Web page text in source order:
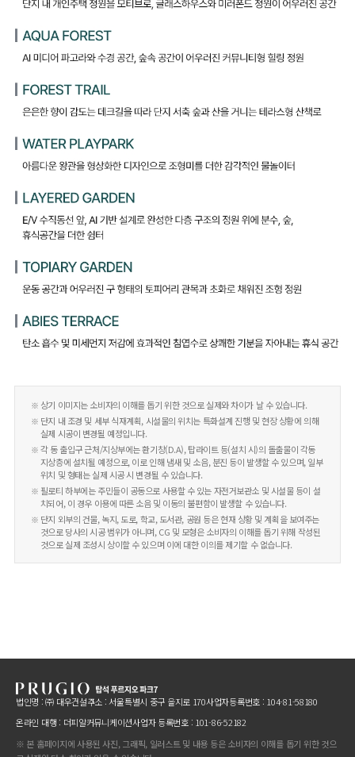
상기 이미지는 소비자의 이해를 돕기 위한 것으로 실제와 차이가 날 수 있습니다.
단지 내 조경 및 세부 식재계획, 시설물의 위치는 특화설계 진행 및 현장 상황에 의해
실제 시공이 변경될 예정입니다.
각 동 출입구 근처/지상부에는 환기창(D.A), 탑라이트 등(설치 시)의 돌출물이 각동
지상층에 설치될 예정으로, 이로 인해 냄새 및 소음, 분진 등이 발생할 수 있으며, 일부
위치 및 형태는 실제 시공 시 변경될 수 있습니다.
필로티 하부에는 주민들이 공동으로 사용할 수 있는 자전거보관소 및 시설물 등이 설
치되어, 이 경우 이용에 따른 소음 및 이동의 불편함이 발생할 수 있습니다.
단지 외부의 건물, 녹지, 도로, 학교, 도서관, 공원 등은 현재 상황 및 계획을 보여주는
것으로 당사의 시공 범위가 아니며, CG 및 모형은 소비자의 이해를 돕기 위해 작성된
것으로 실제 조성시 상이할 수 있으며 이에 대한 이의를 제기할 수 없습니다.
법인명 : ㈜ 대우건설주소 : 서울특별시 중구 을지로 170사업자등록번호 : 104-81-58180
온라인 대행 : 더피알커뮤니케이션사업자 등록번호 : 101-86-52182
※ 본 홈페이지에 사용된 사진, 그래픽, 일러스트 및 내용 등은 소비자의 이해를 돕기 위한 것으